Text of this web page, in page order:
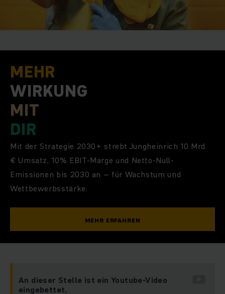
MEHR
WIRKUNG
MIT
DIR
Mit der Strategie 2030+ strebt Jungheinrich 10 Mrd.
€ Umsatz, 10% EBIT-Marge und Netto-Null-
Emissionen bis 2030 an – für Wachstum und
Wettbewerbsstärke.
MEHR ERFAHREN
An dieser Stelle ist ein Youtube-Video
eingebettet.